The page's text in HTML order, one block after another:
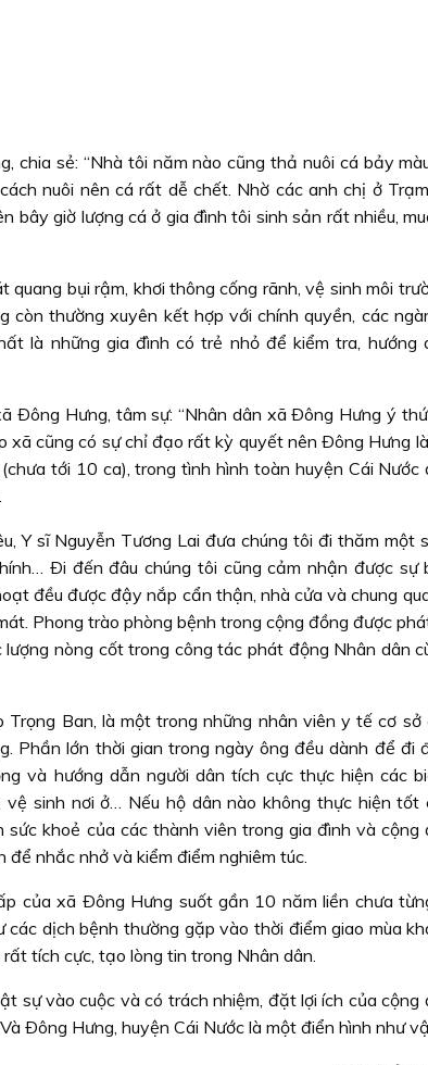
chia sẻ: “Nhà tôi năm nào cũng thả nuôi cá bảy
nuôi nên cá rất dễ chết. Nhờ các anh chị ở
bây giờ lượng cá ở gia đình tôi sinh sản rất nhiều,
bụi rậm, khơi thông cống rãnh, vệ sinh môi
còn thường xuyên kết hợp với chính quyền, các
là những gia đình có trẻ nhỏ để kiểm tra, hướng
Ðông Hưng, tâm sự: “Nhân dân xã Ðông Hưng ý
xã cũng có sự chỉ đạo rất kỳ quyết nên Ðông Hưng
tới 10 ca), trong tình hình toàn huyện Cái Nước
Y sĩ Nguyễn Tương Lai đưa chúng tôi đi thăm một
Ði đến đâu chúng tôi cũng cảm nhận được sự
đều được đậy nắp cẩn thận, nhà cửa và chung
Phong trào phòng bệnh trong cộng đồng được
nòng cốt trong công tác phát động Nhân dân
Ban, là một trong những nhân viên y tế cơ sở
Phần lớn thời gian trong ngày ông đều dành để đi
và hướng dẫn người dân tích cực thực hiện các
vệ sinh nơi ở… Nếu hộ dân nào không thực hiện tốt
khoẻ của các thành viên trong gia đình và cộng
nhắc nhở và kiểm điểm nghiêm túc.
của xã Ðông Hưng suốt gần 10 năm liền chưa
dịch bệnh thường gặp vào thời điểm giao mùa
tích cực, tạo lòng tin trong Nhân dân.
sự vào cuộc và có trách nhiệm, đặt lợi ích của cộng
Ðông Hưng, huyện Cái Nước là một điển hình như